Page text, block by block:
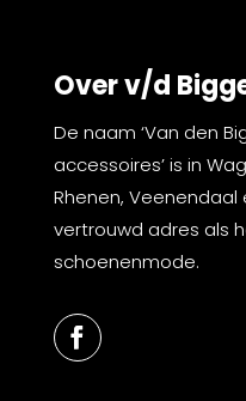
Over v/d
De naam ‘Van den
accessoires’ is in
Rhenen,
vertrouwd adres als
schoenenmode.